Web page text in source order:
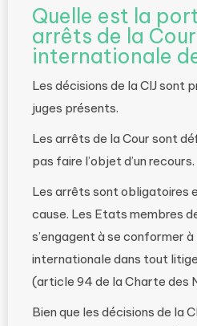
Quelle est la
arrêts de la Cour
internationale
Les décisions de la CIJ sont
juges présents.
Les arrêts de la Cour sont
pas faire l’objet d’un recours.
Les arrêts sont obligatoires
cause. Les Etats membres
s’engagent à se conformer
internationale dans tout
(article 94 de la Charte des
Bien que les décisions de la